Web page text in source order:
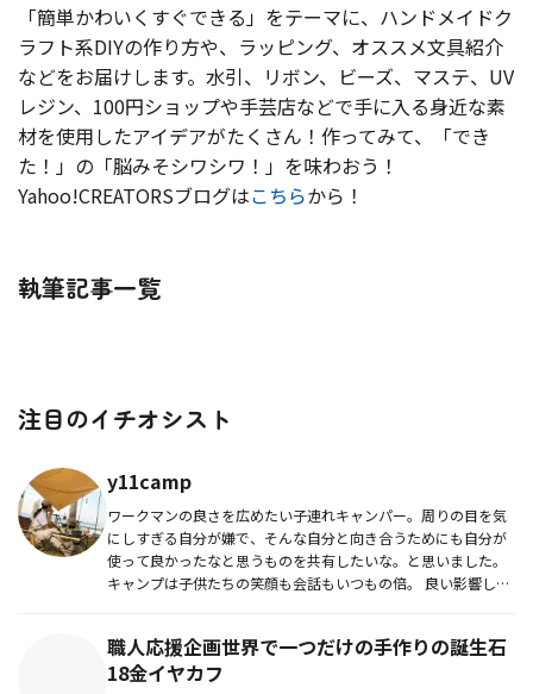
「簡単かわいくすぐできる」をテーマに、ハンドメイドク
ラフト系DIYの作り方や、ラッピング、オススメ文具紹介
などをお届けします。水引、リボン、ビーズ、マステ、UV
レジン、100円ショップや手芸店などで手に入る身近な素
材を使用したアイデアがたくさん！作ってみて、「でき
た！」の「脳みそシワシワ！」を味わおう！
Yahoo!CREATORSブログはこちらから！
執筆記事一覧
注目のイチオシスト
y11camp
ワークマンの良さを広めたい子連れキャンパー。周りの目を気
にしすぎる自分が嫌で、そんな自分と向き合うためにも自分が
使って良かったなと思うものを共有したいな。と思いました。
キャンプは子供たちの笑顔も会話もいつもの倍。 良い影響し
職人応援企画世界で一つだけの手作りの誕生石
18金イヤカフ